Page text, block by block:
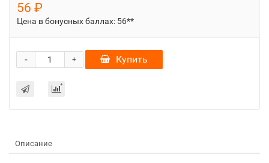
56 ₽
Цена в бонусных баллах: 56**
+
- Купить
Описание